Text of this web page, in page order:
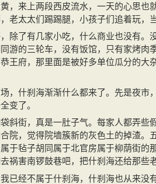
，来上两段西皮流水，一天的心思也
老太太们踢踢腿，小孩子们追着玩，
除了有几家小吃，什么商业也没有
游的三轮车，没有饭馆，只有家烤
王府，那里面是被好多单位瓜分的大
，什刹海渐渐什么都来了。先是夜
变了。
斜街，真是一肚子气。每家人都弄些
院，觉得院墙簇新的灰色土的掉渣。
于毡子胡同属于北官房属于柳荫街
祸害南锣鼓巷吧，把什刹海还给那些老
已经不属于什刹海，什刹海也从来没